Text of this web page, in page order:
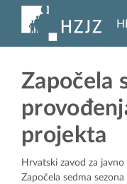
Započela
projekta
Hrvatski zavod za
Započela sedma